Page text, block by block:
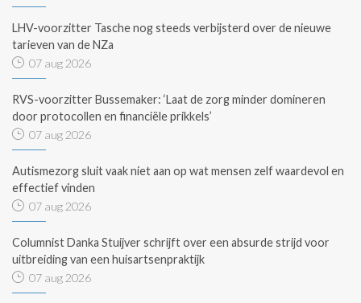
LHV-voorzitter Tasche nog steeds verbijsterd over de nieuwe
tarieven van de NZa
07 aug 2026
RVS-voorzitter Bussemaker: ‘Laat de zorg minder domineren
door protocollen en financiële prikkels’
07 aug 2026
Autismezorg sluit vaak niet aan op wat mensen zelf waardevol en
effectief vinden
07 aug 2026
Columnist Danka Stuijver schrijft over een absurde strijd voor
uitbreiding van een huisartsenpraktijk
07 aug 2026